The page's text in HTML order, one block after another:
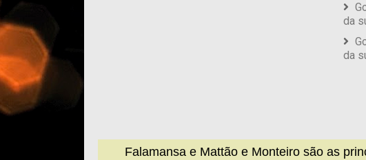
da
da
Falamansa e Mattão e Monteiro são as